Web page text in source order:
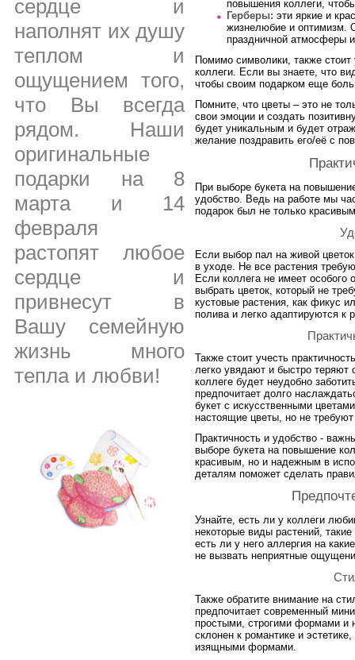
сердце и
наполнят их душу
теплом и
ощущением того,
что Вы всегда
рядом. Наши
оригинальные
подарки на 8
марта и 14
февраля
растопят любое
сердце и
привнесут в
Вашу семейную
жизнь много
тепла и любви!
повышения коллеги,
Герберы: эти яркие и
жизнелюбие и оптимизм.
праздничной атмосферы
Помимо символики, также стоит
коллеги. Если вы знаете, что
чтобы своим подарком еще
Помните, что цветы – это не
свои эмоции и создать
будет уникальным и будет
желание поздравить его/её с
При выборе букета на
удобство. Ведь на работе мы
подарок был не только
Если выбор пал на живой
в уходе. Не все растения
Если коллега не имеет особого
выбрать цветок, который не
кустовые растения, как фикус
полива и легко адаптируются к
Также стоит учесть
легко увядают и быстро теряют
коллеге будет неудобно
предпочитает долго
букет с искусственными
настоящие цветы, но не
Практичность и удобство -
выборе букета на повышение
красивым, но и надежным в
деталям поможет сделать
Узнайте, есть ли у коллеги
некоторые виды растений,
есть ли у него аллергия на
не вызвать неприятные
Также обратите внимание на
предпочитает современный
простыми, строгими формами и
склонен к романтике и
изящными формами.